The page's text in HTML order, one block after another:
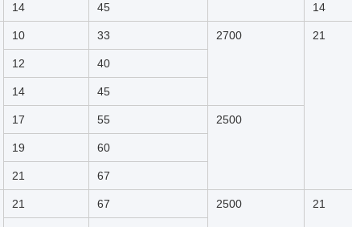
14 45 14
10 33 2700 21
12 40
14 45
17 55 2500
19 60
21 67
21 67 2500 21